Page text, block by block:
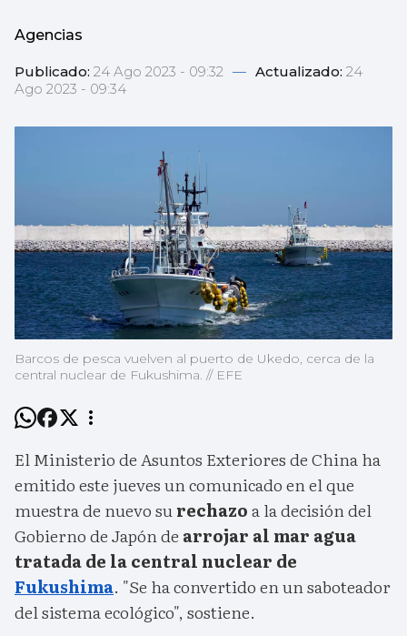
Agencias
Publicado: 24 Ago 2023 - 09:32 — Actualizado: 24
Ago 2023 - 09:34
Barcos de pesca vuelven al puerto de Ukedo, cerca de la
central nuclear de Fukushima. // EFE
El Ministerio de Asuntos Exteriores de China ha
emitido este jueves un comunicado en el que
muestra de nuevo surechazoa la decisión del
Gobierno de Japón de arrojar al mar agua
tratada de la central nuclear de
Fukushima. "Se ha convertido en un saboteador
del sistema ecológico", sostiene.